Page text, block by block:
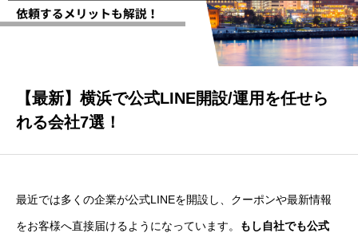
【最新】横浜で公式LINE開設/運用を任せら
れる会社7選！
最近では多くの企業が公式LINEを開設し、クーポンや最新情報
をお客様へ直接届けるようになっています。 もし自社でも公式